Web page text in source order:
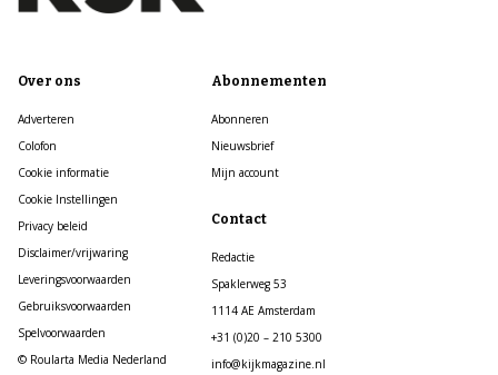
Over ons
Adverteren
Colofon
Cookie informatie
Cookie Instellingen
Privacy beleid
Disclaimer/vrijwaring
Leveringsvoorwaarden
Gebruiksvoorwaarden
Spelvoorwaarden
© Roularta Media Nederland
Abonnementen
Abonneren
Nieuwsbrief
Mijn account
Contact
Redactie
Spaklerweg 53
1114 AE Amsterdam
+31 (0)20 – 210 5300
info@kijkmagazine.nl